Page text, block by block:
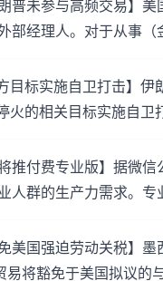
普未参与高频交易】
部经理人。对于从事
目标实施自卫打击】
火的相关目标实施自卫
推付费专业版】据微
人群的生产力需求。专
美国强迫劳动关税】
易将豁免于美国拟议